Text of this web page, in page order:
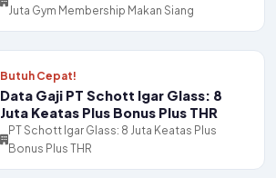
Juta Gym Membership Makan Siang
Butuh Cepat!
Data Gaji PT Schott Igar Glass: 8
Juta Keatas Plus Bonus Plus THR
PT Schott Igar Glass: 8 Juta Keatas Plus
Bonus Plus THR